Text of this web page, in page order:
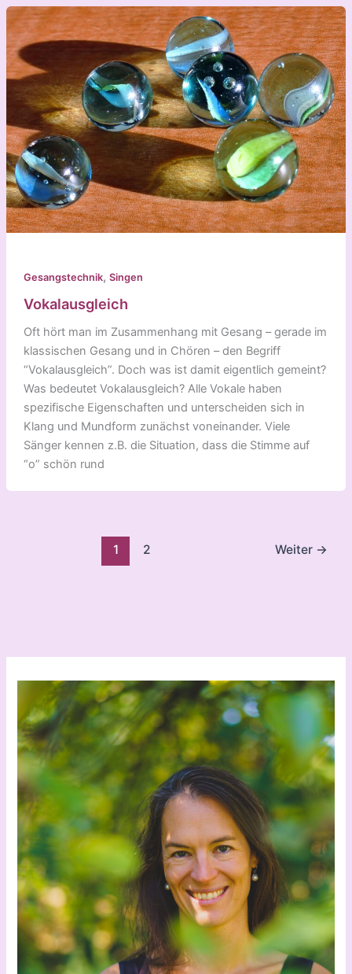
Gesangstechnik, Singen
Vokalausgleich
Oft hört man im Zusammenhang mit Gesang – gerade im
klassischen Gesang und in Chören – den Begriff
“Vokalausgleich”. Doch was ist damit eigentlich gemeint?
Was bedeutet Vokalausgleich? Alle Vokale haben
spezifische Eigenschaften und unterscheiden sich in
Klang und Mundform zunächst voneinander. Viele
Sänger kennen z.B. die Situation, dass die Stimme auf
“o” schön rund
1 2 Weiter →